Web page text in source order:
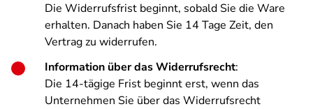
Die Widerrufsfrist beginnt, sobald Sie die Ware
erhalten. Danach haben Sie 14 Tage Zeit, den
Vertrag zu widerrufen.
Information über das Widerrufsrecht:
Die 14-tägige Frist beginnt erst, wenn das
Unternehmen Sie über das Widerrufsrecht